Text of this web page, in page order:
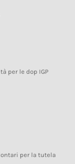
per le dop IGP
per la tutela